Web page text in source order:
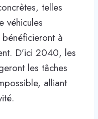
telles
véhicules
à
D’ici 2040, les
les tâches
alliant